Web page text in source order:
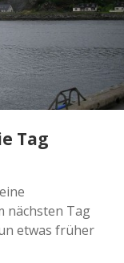
Tag
nächsten Tag
etwas früher